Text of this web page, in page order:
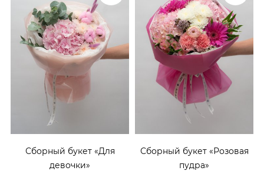
Сборный букет «Для
девочки»
Сборный букет «Розовая
пудра»